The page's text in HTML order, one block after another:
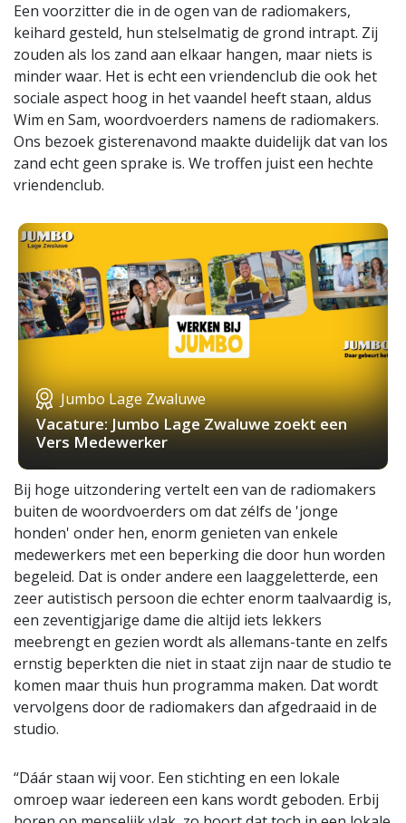
Een voorzitter die in de ogen van de radiomakers,
keihard gesteld, hun stelselmatig de grond intrapt. Zij
zouden als los zand aan elkaar hangen, maar niets is
minder waar. Het is echt een vriendenclub die ook het
sociale aspect hoog in het vaandel heeft staan, aldus
Wim en Sam, woordvoerders namens de radiomakers.
Ons bezoek gisterenavond maakte duidelijk dat van los
zand echt geen sprake is. We troffen juist een hechte
vriendenclub.
Jumbo Lage Zwaluwe
Vacature: Jumbo Lage Zwaluwe zoekt een
Vers Medewerker
Bij hoge uitzondering vertelt een van de radiomakers
buiten de woordvoerders om dat zélfs de 'jonge
honden' onder hen, enorm genieten van enkele
medewerkers met een beperking die door hun worden
begeleid. Dat is onder andere een laaggeletterde, een
zeer autistisch persoon die echter enorm taalvaardig is,
een zeventigjarige dame die altijd iets lekkers
meebrengt en gezien wordt als allemans-tante en zelfs
ernstig beperkten die niet in staat zijn naar de studio te
komen maar thuis hun programma maken. Dat wordt
vervolgens door de radiomakers dan afgedraaid in de
studio.
“Dáár staan wij voor. Een stichting en een lokale
omroep waar iedereen een kans wordt geboden. Erbij